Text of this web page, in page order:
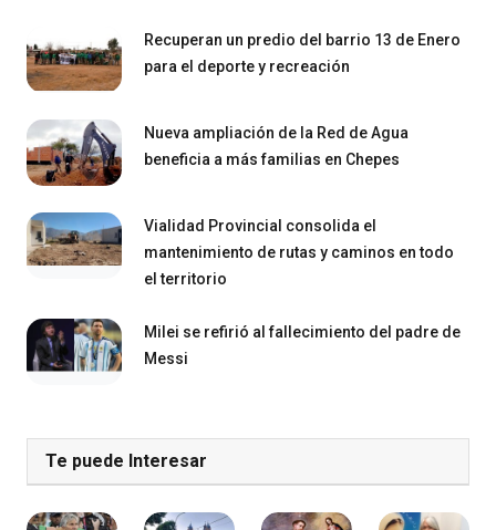
Recuperan un predio del barrio 13 de Enero
para el deporte y recreación
Nueva ampliación de la Red de Agua
beneficia a más familias en Chepes
Vialidad Provincial consolida el
mantenimiento de rutas y caminos en todo
el territorio
Milei se refirió al fallecimiento del padre de
Messi
Te puede Interesar